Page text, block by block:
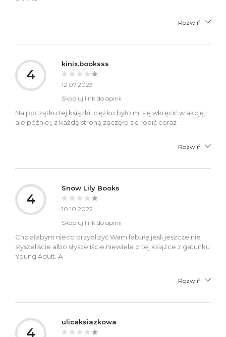
Rozwiń
4
kinix.booksss
12.07.2023
Skopiuj link do opinii
Na początku tej książki, ciężko było mi się wkręcić w akcję,
ale później, z każdą stroną zaczęło się robić coraz
Rozwiń
4
Snow Lily Books
10.10.2022
Skopiuj link do opinii
Chciałabym nieco przybliżyć Wam fabułę jeśli jeszcze nie
słyszeliście albo słyszeliście niewiele o tej książce z gatunku
Young Adult. A
Rozwiń
4
ulicaksiazkowa